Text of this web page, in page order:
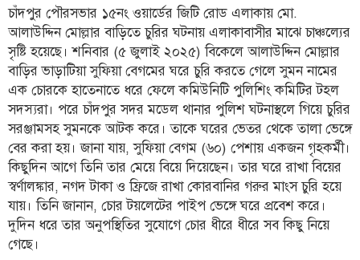
সম্পাদকীয়
কৃষি
ও
প্রকৃতি
অপরাধ
চাঁদপুর
জেলার
খবর
প্রবাস
তথ্য-
প্রযুক্তি
চাঁদপুর পৌরসভার ১৫নং ওয়ার্ডের জিটি রোড এলাকায় মো.
আলাউদ্দিন মোল্লার বাড়িতে চুরির ঘটনায় এলাকাবাসীর মাঝে চাঞ্চল্যের
সৃষ্টি হয়েছে। শনিবার (৫ জুলাই ২০২৫) বিকেলে আলাউদ্দিন মোল্লার
বাড়ির ভাড়াটিয়া সুফিয়া বেগমের ঘরে চুরি করতে গেলে সুমন নামের
এক চোরকে হাতেনাতে ধরে ফেলে কমিউনিটি পুলিশিং কমিটির টহল
সদস্যরা। পরে চাঁদপুর সদর মডেল থানার পুলিশ ঘটনাস্থলে গিয়ে চুরির
সরঞ্জামসহ সুমনকে আটক করে। তাকে ঘরের ভেতর থেকে তালা ভেঙ্গে
বের করা হয়। জানা যায়, সুফিয়া বেগম (৬০) পেশায় একজন গৃহকর্মী।
কিছুদিন আগে তিনি তার মেয়ে বিয়ে দিয়েছেন। তার ঘরে রাখা বিয়ের
স্বর্ণালঙ্কার, নগদ টাকা ও ফ্রিজে রাখা কোরবানির গরুর মাংস চুরি হয়ে
যায়। তিনি জানান, চোর টয়লেটের পাইপ ভেঙ্গে ঘরে প্রবেশ করে।
দুদিন ধরে তার অনুপস্থিতির সুযোগে চোর ধীরে ধীরে সব কিছু নিয়ে
গেছে।